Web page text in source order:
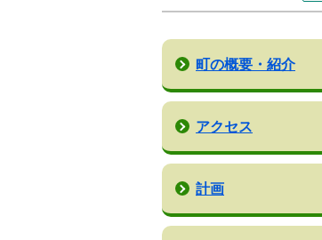
町の概要・紹介
アクセス
計画